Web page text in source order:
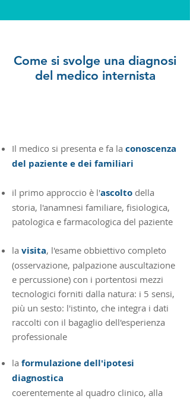
Come si svolge una diagnosi
del medico internista
Il medico si presenta e fa la conoscenza
del paziente e dei familiari
il primo approccio è l'ascolto della
storia, l'anamnesi familiare, fisiologica,
patologica e farmacologica del paziente
la visita, l'esame obbiettivo completo
(osservazione, palpazione auscultazione
e percussione) con i portentosi mezzi
tecnologici forniti dalla natura: i 5 sensi,
più un sesto: l'istinto, che integra i dati
raccolti con il bagaglio dell'esperienza
professionale
​la formulazione dell'ipotesi
diagnostica
coerentemente al quadro clinico, alla